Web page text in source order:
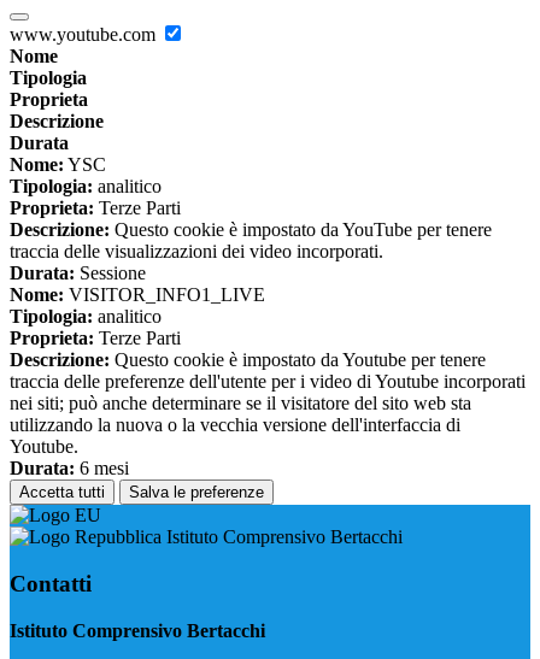
www.youtube.com
Nome
Tipologia
Proprieta
Descrizione
Durata
Nome: YSC
Tipologia: analitico
Proprieta: Terze Parti
Descrizione: Questo cookie è impostato da YouTube per tenere
traccia delle visualizzazioni dei video incorporati.
Durata: Sessione
Nome: VISITOR_INFO1_LIVE
Tipologia: analitico
Proprieta: Terze Parti
Descrizione: Questo cookie è impostato da Youtube per tenere
traccia delle preferenze dell'utente per i video di Youtube incorporati
nei siti; può anche determinare se il visitatore del sito web sta
utilizzando la nuova o la vecchia versione dell'interfaccia di
Youtube.
Durata: 6 mesi
Accetta tutti Salva le preferenze
Istituto Comprensivo Bertacchi
Contatti
Istituto Comprensivo Bertacchi